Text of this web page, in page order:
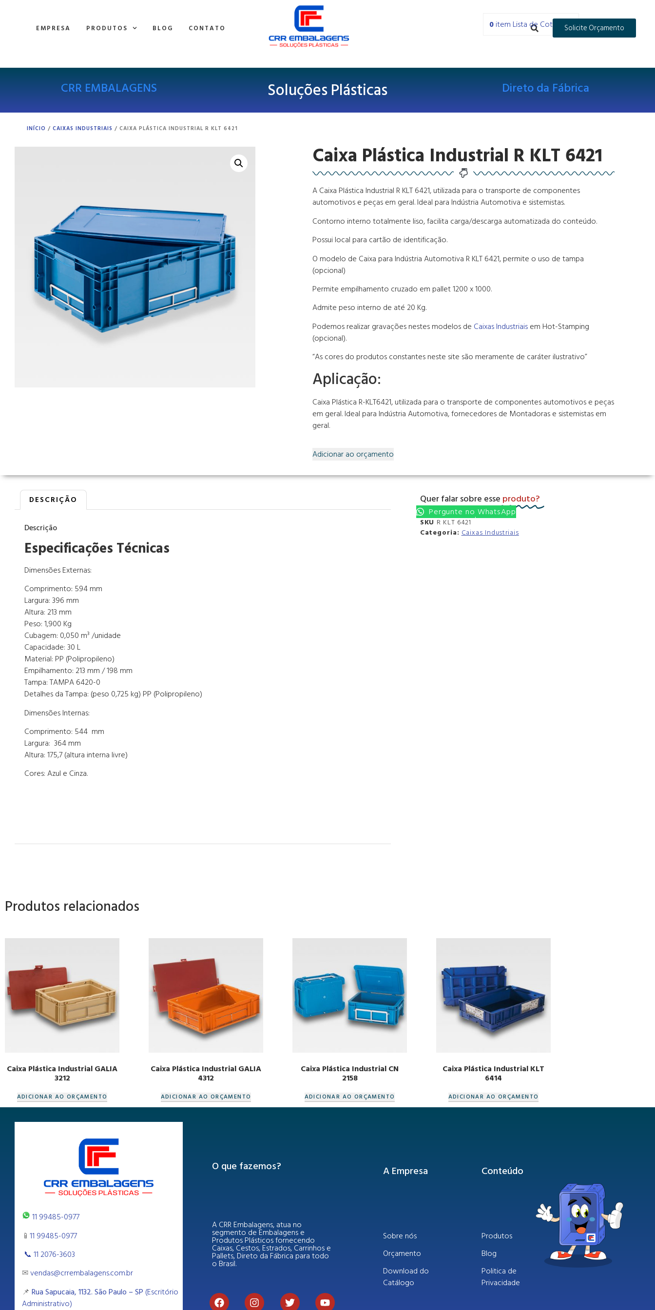
EMPRESA PRODUTOS BLOG CONTATO 0item Lista de CotaçõesSolicite Orçamento
CRR EMBALAGENS Soluções Plásticas Direto da Fábrica
INÍCIO / CAIXAS INDUSTRIAIS / CAIXA PLÁSTICA INDUSTRIAL R KLT 6421
Caixa Plástica Industrial R KLT 6421
A Caixa Plástica Industrial R KLT 6421, utilizada para o transporte de componentes
automotivos e peças em geral. Ideal para Indústria Automotiva e sistemistas.
Contorno interno totalmente liso, facilita carga/descarga automatizada do conteúdo.
Possui local para cartão de identificação.
O modelo de Caixa para Indústria Automotiva R KLT 6421, permite o uso de tampa
(opcional)
Permite empilhamento cruzado em pallet 1200 x 1000.
Admite peso interno de até 20 Kg.
Podemos realizar gravações nestes modelos de Caixas Industriaisem Hot-Stamping
(opcional).
“As cores do produtos constantes neste site são meramente de caráter ilustrativo”
Aplicação:
Caixa Plástica R-KLT6421, utilizada para o transporte de componentes automotivos e peças
em geral. Ideal para Indústria Automotiva, fornecedores de Montadoras e sistemistas em
geral.
Adicionar ao orçamento
DESCRIÇÃO
Descrição
Especificações Técnicas
Dimensões Externas:
Comprimento: 594 mm
Largura: 396 mm
Altura: 213 mm
Peso: 1,900 Kg
Cubagem: 0,050 m³ /unidade
Capacidade: 30 L
Material: PP (Polipropileno)
Empilhamento: 213 mm / 198 mm
Tampa: TAMPA 6420-0
Detalhes da Tampa: (peso 0,725 kg) PP (Polipropileno)
Dimensões Internas:
Comprimento: 544 mm
Largura: 364 mm
Altura: 175,7 (altura interna livre)
Cores: Azul e Cinza.
Quer falar sobre esse produto?
Pergunte no WhatsApp
SKU R KLT 6421
Categoria: Caixas Industriais
Produtos relacionados
Caixa Plástica Industrial GALIA
3212
ADICIONAR AO ORÇAMENTO
Caixa Plástica Industrial GALIA
4312
ADICIONAR AO ORÇAMENTO
Caixa Plástica Industrial CN
2158
ADICIONAR AO ORÇAMENTO
Caixa Plástica Industrial KLT
6414
ADICIONAR AO ORÇAMENTO
11 99485-0977
📱 11 99485-0977
📞 11 2076-3603
✉vendas@crrembalagens.com.br
📌 Rua Sapucaia, 1132. São Paulo – SP (Escritório
Administrativo)
O que fazemos?
A CRR Embalagens, atua no
segmento de Embalagens e
Produtos Plásticos fornecendo
Caixas, Cestos, Estrados, Carrinhos e
Pallets, Direto da Fábrica para todo
o Brasil.
A Empresa
Sobre nós
Orçamento
Download do
Catálogo
Conteúdo
Produtos
Blog
Politica de
Privacidade